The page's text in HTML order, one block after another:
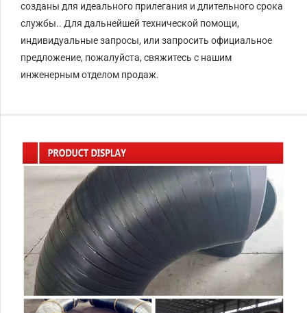
созданы для идеального прилегания и длительного срока
службы.. Для дальнейшей технической помощи,
индивидуальные запросы, или запросить официальное
предложение, пожалуйста, свяжитесь с нашим
инженерным отделом продаж.